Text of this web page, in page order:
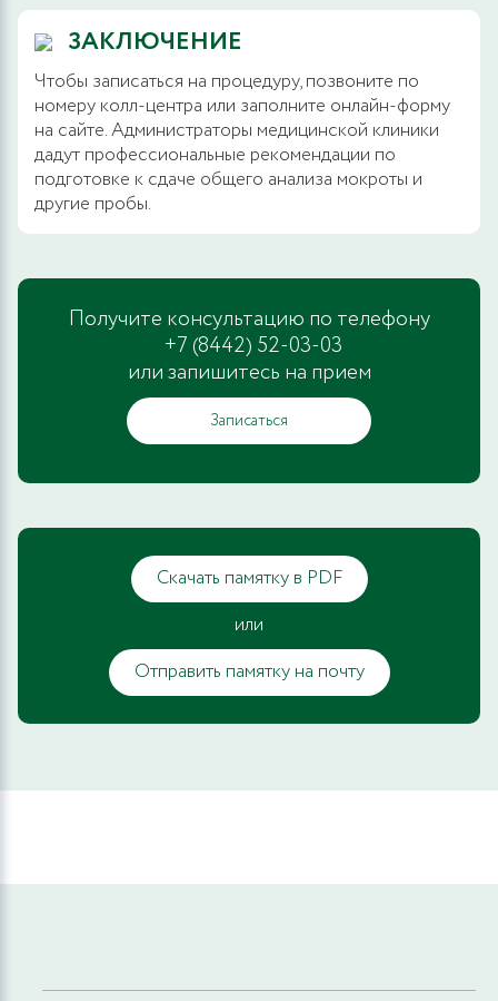
ЗАКЛЮЧЕНИЕ
Чтобы записаться на процедуру, позвоните по
номеру колл-центра или заполните онлайн-форму
на сайте. Администраторы медицинской клиники
дадут профессиональные рекомендации по
подготовке к сдаче общего анализа мокроты и
другие пробы.
Получите консультацию по телефону
+7 (8442) 52-03-03
или запишитесь на прием
Записаться
Скачать памятку в PDF
или
Отправить памятку на почту